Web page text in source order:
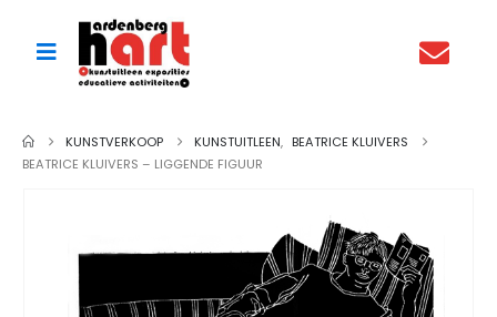
KUNSTVERKOOP KUNSTUITLEEN, BEATRICE KLUIVERS
BEATRICE KLUIVERS – LIGGENDE FIGUUR